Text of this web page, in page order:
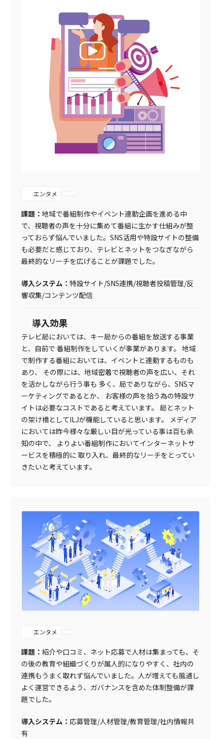
エンタメ
課題： 地域で番組制作やイベント連動企画を進める中
で、視聴者の声を十分に集めて番組に生かす仕組みが整
っておらず悩んでいました。SNS活用や特設サイトの整備
も必要だと感じており、テレビとネットをつなぎながら
最終的なリーチを広げることが課題でした。
導入システム： 特設サイト/SNS連携/視聴者投稿管理/反
響収集/コンテンツ配信
導入効果
テレビ局においては、キー局からの番組を放送する事業
と、自前で 番組制作をしていくが事業があります。 地域
で制作する番組においては、イベントと連動するものも
あり、
その際には、地域密着で視聴者の声を広い、それ
を活かしながら行う事も 多く、局でありながら、SNSマ
ーケティングであるとか、
お客様の声を拾う為の特設サ
イトは必要なコストであると考えています。 局とネット
の架け橋としてILJが機能していると思います。
メディア
においては昨今様々な厳しい目が光っている事は百も承
知の中で、
よりよい番組制作においてインターネットサ
ービスを積極的に 取り入れ、最終的なリーチをとってい
きたいと考えています。
エンタメ
課題： 紹介や口コミ、ネット応募で人材は集まっても、そ
の後の教育や組織づくりが属人的になりやすく、社内の
連携もうまく取れず悩んでいました。人が増えても風通し
よく運営できるよう、ガバナンスを含めた体制整備が課
題でした。
導入システム： 応募管理/人材管理/教育管理/社内情報共
有